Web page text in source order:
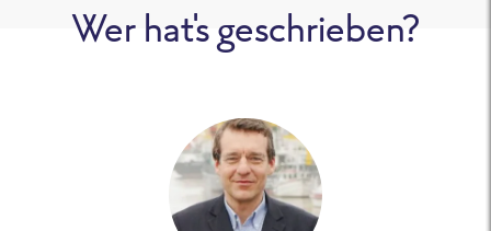
Wer hat's geschrieben?